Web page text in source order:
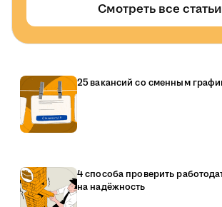
Смотреть все статьи
25 вакансий со сменным
4 способа проверить
на надёжность